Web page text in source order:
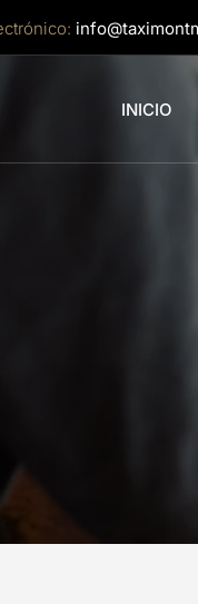
INICIO